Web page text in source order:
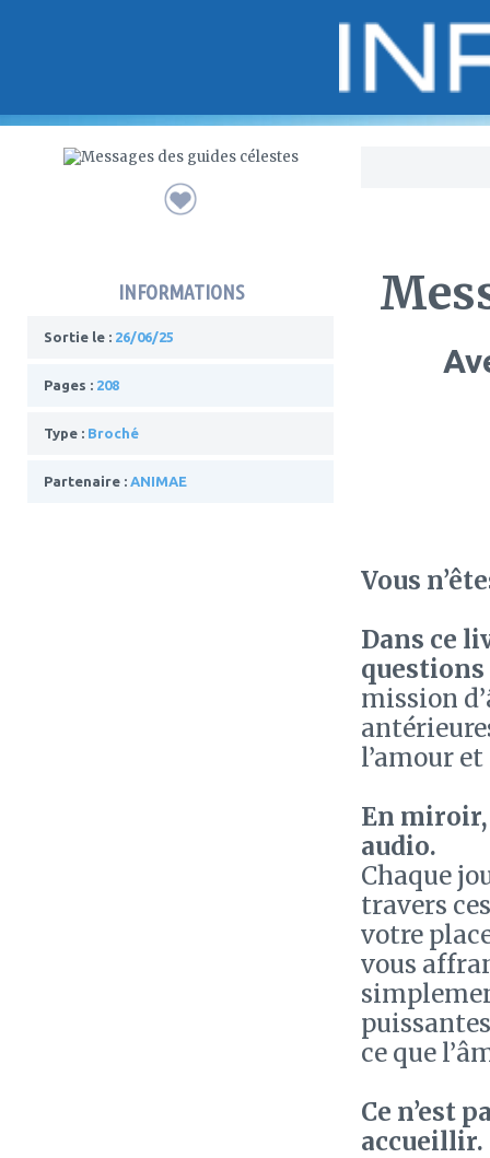
INFORMATIONS
Sortie le : 26/06/25
Pages : 208
Type : Broché
Partenaire : ANIMAE
Vous
Dans ce
mission
l’amour
En
audio.
Chaque
travers
votre
vous
ce que
Ce n’est
accueillir.